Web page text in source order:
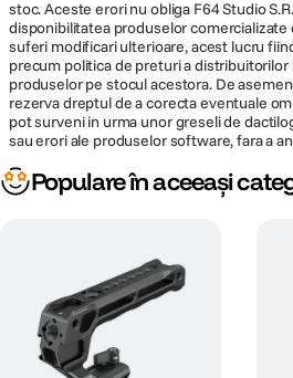
stoc. Aceste erori nu obliga F64 Studio
disponibilitatea produselor comercializate
suferi modificari ulterioare, acest lucru
precum politica de preturi a
produselor pe stocul acestora. De
rezerva dreptul de a corecta eventuale
pot surveni in urma unor greseli de
sau erori ale produselor software, fara a
Populare în aceeași